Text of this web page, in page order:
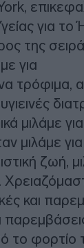
για
της
για
τρόφιμα,
μιλάμε
μιλάμε
ζωή,
και
το φορτίο